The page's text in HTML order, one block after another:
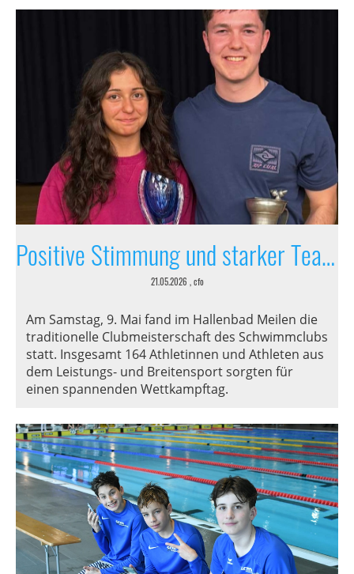
Positive Stimmung und starker Teamgeist
21.05.2026 , cfo
Am Samstag, 9. Mai fand im Hallenbad Meilen die
traditionelle Clubmeisterschaft des Schwimmclubs
statt. Insgesamt 164 Athletinnen und Athleten aus
dem Leistungs- und Breitensport sorgten für
einen spannenden Wettkampftag.